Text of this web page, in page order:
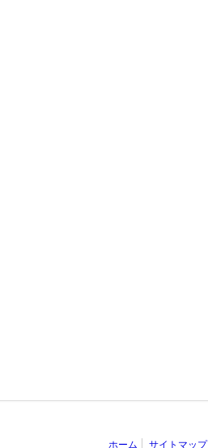
ホーム サイトマップ